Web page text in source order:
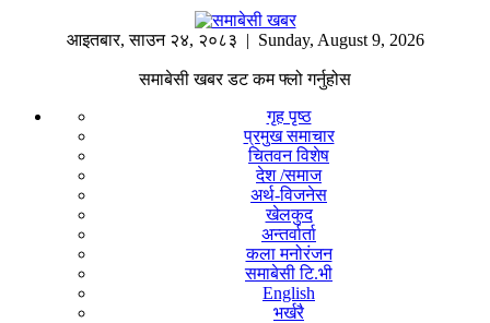
आइतबार,साउन २४, २०८३ | Sunday, August 9, 2026
समाबेसी खबर डट कम फ्लो गर्नुहोस
गृह पृष्ठ
प्रमुख समाचार
चितवन विशेष
देश /समाज
अर्थ-विजनेस
खेलकुद
अन्तर्वार्ता
कला मनोरंजन
समाबेसी टि.भी
English
भर्खरै